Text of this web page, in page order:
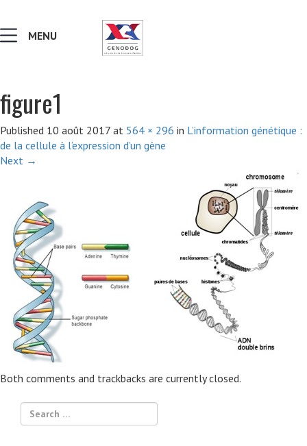
MALADIES & AFFECTIONS
NOTIONS DE GÉNÉTIQUE
RECHERCHER UNE RACE
LEXIQUE
VERS LE SITE SCC.ASSO.FR
MENU
figure1
Published 10 août 2017 at 564 × 296 in L’information génétique :
de la cellule à l’expression d’un gène
Next →
Both comments and trackbacks are currently closed.